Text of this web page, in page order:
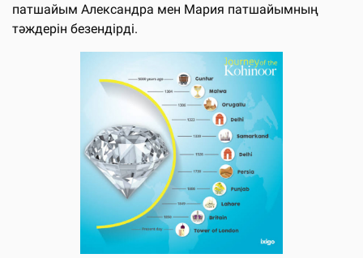
патшайым Александра мен Мария патшайымның
тәждерін безендірді.